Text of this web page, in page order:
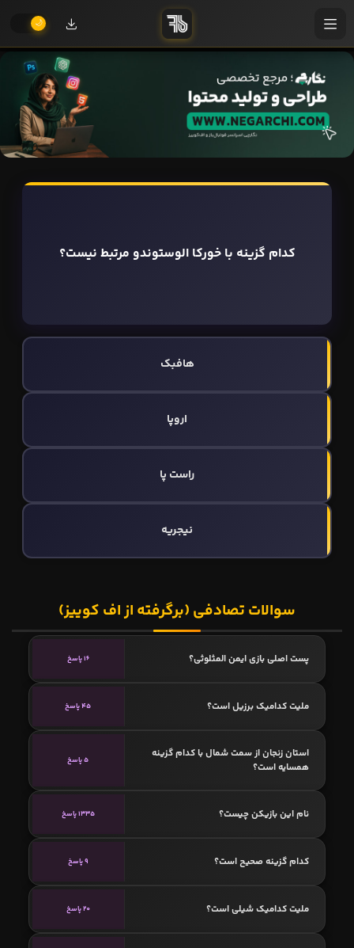
کدام گزینه با خورکا الوستوندو مرتبط نیست؟
هافبک
اروپا
راست پا
نیجریه
سوالات تصادفی (برگرفته از اف کوییز)
پست اصلی بازی ایمن المثلوثی؟ 16 پاسخ
ملیت کدامیک برزیل است؟ 45 پاسخ
استان زنجان از سمت شمال با کدام گزینه
همسایه است؟
5 پاسخ
نام این بازیکن چیست؟ 1335 پاسخ
کدام گزینه صحیح است؟ 9 پاسخ
ملیت کدامیک شیلی است؟ 20 پاسخ